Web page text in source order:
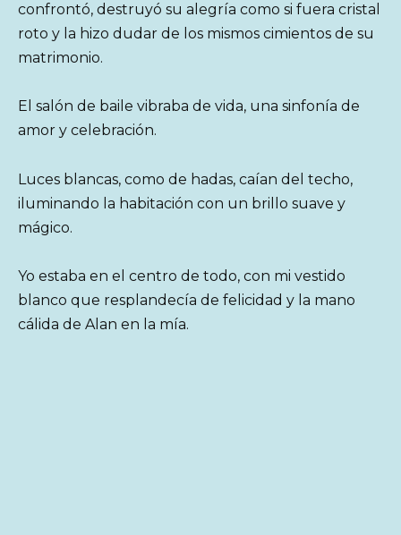
confrontó, destruyó su alegría como si fuera cristal
roto y la hizo dudar de los mismos cimientos de su
matrimonio.
El salón de baile vibraba de vida, una sinfonía de
amor y celebración.
Luces blancas, como de hadas, caían del techo,
iluminando la habitación con un brillo suave y
mágico.
Yo estaba en el centro de todo, con mi vestido
blanco que resplandecía de felicidad y la mano
cálida de Alan en la mía.